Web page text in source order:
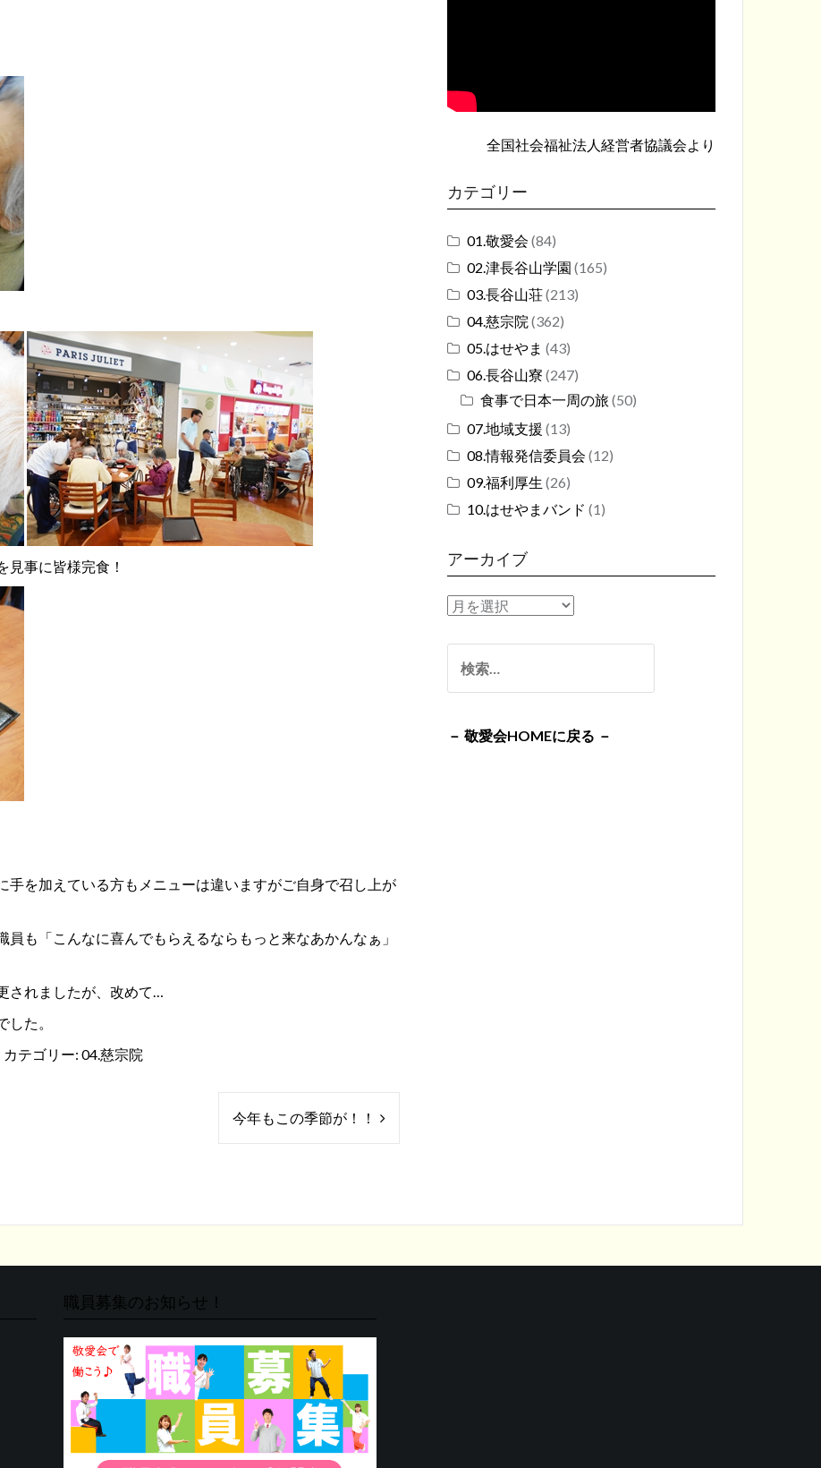
見事に皆様完食！
手を加えている方もメニューは違いますがご自身で召し上が
も「こんなに喜んでもらえるならもっと来なあかんなぁ」
されましたが、改めて…
た。
カテゴリー: 04.慈宗院
今年もこの季節が！！
全国社会福祉法人経営者協議会より
カテゴリー
01.敬愛会 (84)
02.津長谷山学園 (165)
03.長谷山荘(213)
04.慈宗院 (362)
05.はせやま (43)
06.長谷山寮 (247)
食事で日本一周の旅 (50)
07.地域支援 (13)
08.情報発信委員会 (12)
09.福利厚生 (26)
10.はせやまバンド (1)
アーカイブ
ア
カ
ブ
索:
－ 敬愛会HOMEに戻る －
職員募集のお知らせ！